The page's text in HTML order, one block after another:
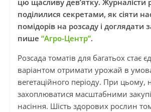
цю щасливу дев’ятку. Журналісти
поділилися секретами, як сіяти
помідорів на розсаду і доглядати
пише “Агро-Центр”.
Розсада томатів для багатьох стає
варіантом отримати урожай в
вегетаційного періоду. При цьому,
захоплюватися масштабними
насіння. Шість здорових рослин